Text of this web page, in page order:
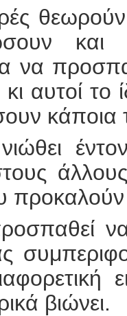
να
κι αυτοί
κάποια
βιώνει.